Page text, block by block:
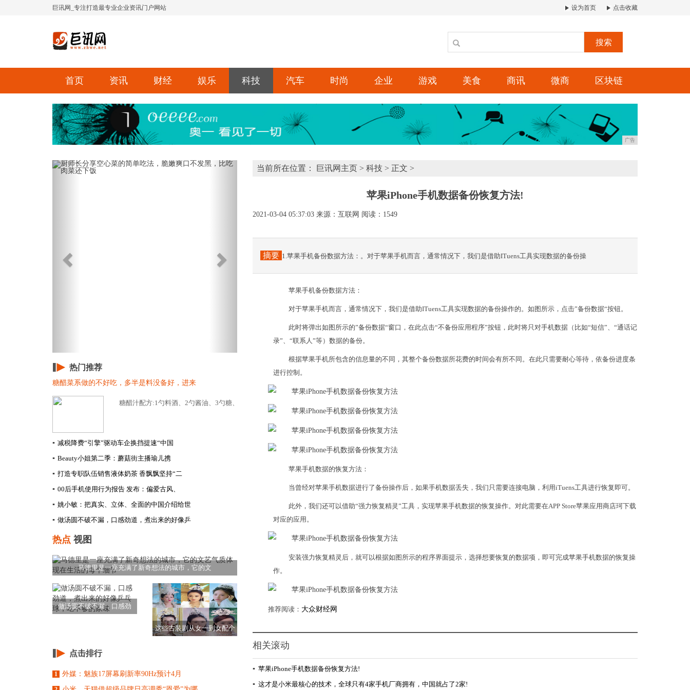
巨讯网_专注打造最专业企业资讯门户网站 设为首页 点击收藏
搜索
首页 资讯 财经 娱乐 科技 汽车 时尚 企业 游戏 美食 商讯 微商 区块链
广告
Previous Next
热门推荐
糖醋菜系做的不好吃，多半是料没备好，进来
糖醋汁配方:1勺料酒、2勺酱油、3勺糖、4勺醋、5勺清水，就按着这个比例调吧...
▪ 减税降费“引擎”驱动车企换挡提速​“中国
▪ Beauty小姐第二季：蘑菇街主播瑜儿携
▪ 打造专职队伍销售液体奶茶 香飘飘坚持“二
▪ 00后手机使用行为报告 发布：偏爱古风、
▪ 姚小敏：把真实、立体、全面的中国介绍给世
▪ 做汤圆不破不漏，口感劲道，煮出来的好像乒
热点 视图
马德里是一座充满了新奇想法的城市，它的文
做汤圆不破不漏，口感劲
这些古装剧从女一到女配个
点击排行
1 外媒：魅族17屏幕刷新率90Hz预计4月
当前所在位置： 巨讯网主页 > 科技 > 正文 >
苹果iPhone手机数据备份恢复方法!
2021-03-04 05:37:03 来源：互联网 阅读：1549
摘要 1.苹果手机备份数据方法：。对于苹果手机而言，通常情况下，我们是借助ITuens工具实现数据的备份操
苹果手机备份数据方法：
对于苹果手机而言，通常情况下，我们是借助ITuens工具实现数据的备份操作的。如图所示，点击”备份数据“按钮。
此时将弹出如图所示的”备份数据“窗口，在此点击“不备份应用程序”按钮，此时将只对手机数据（比如“短信”、“通话记
录”、“联系人”等）数据的备份。
根据苹果手机所包含的信息量的不同，其整个备份数据所花费的时间会有所不同。在此只需要耐心等待，依备份进度条
进行控制。
苹果手机数据的恢复方法：
当曾经对苹果手机数据进行了备份操作后，如果手机数据丢失，我们只需要连接电脑，利用iTuens工具进行恢复即可。
此外，我们还可以借助“强力恢复精灵”工具，实现苹果手机数据的恢复操作。对此需要在APP Store苹果应用商店珂下载
对应的应用。
安装强力恢复精灵后，就可以根据如图所示的程序界面提示，选择想要恢复的数据项，即可完成苹果手机数据的恢复操
作。
推荐阅读： 大众财经网
相关滚动
▪ 苹果iPhone手机数据备份恢复方法!
▪ 这才是小米最核心的技术，全球只有4家手机厂商拥有，中国就占了2家!